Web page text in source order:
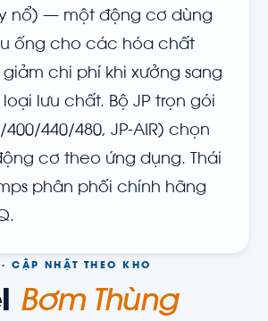
nổ) — một động cơ dùng
ống cho các hóa chất
chi phí khi xưởng sang
lưu chất. Bộ JP trọn gói
400/440/480, JP-AIR) chọn
cơ theo ứng dụng. Thái
phân phối chính hãng
CẬP NHẬT THEO KHO
Bơm Thùng